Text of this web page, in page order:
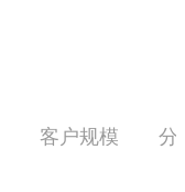
客户规模 分